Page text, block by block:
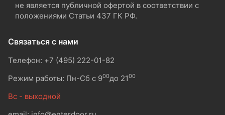
не является публичной офертой в соответствии с
положениями Статьи 437 ГК РФ.
Связаться с нами
Телефон: +7 (495) 222-01-82
Режим работы: Пн-Сб с 900до 2100
Вс - выходной